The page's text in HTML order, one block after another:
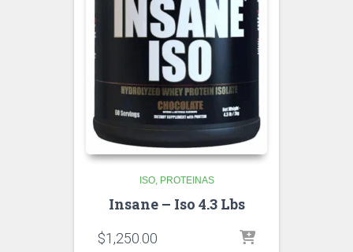
ISO PROTEINAS
Insane – Iso 4.3 Lbs
$1,250.00